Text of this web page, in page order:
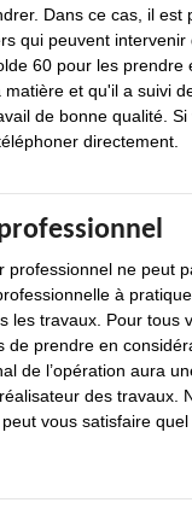
Dans ce cas, il est
qui peuvent intervenir
60 pour les prendre
et qu'il a suivi
de bonne qualité. Si
directement.
professionnel ne peut
à
les travaux. Pour tous
de prendre en
de l’opération aura
des travaux.
vous satisfaire quel